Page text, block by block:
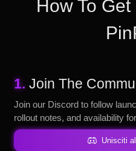
How To
1. Join The
Join our Discord to follow
rollout notes, and availability
Unisciti